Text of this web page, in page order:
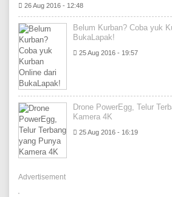
26 Aug 2016 - 12:48
Belum Kurban? Coba yuk
BukaLapak!
25 Aug 2016 - 19:57
Drone PowerEgg, Telur
Kamera 4K
25 Aug 2016 - 16:19
Advertisement